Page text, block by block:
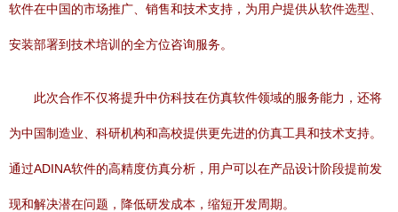
软件在中国的市场推广、销售和技术支持，为用户提供从软件选型、
安装部署到技术培训的全方位咨询服务。
此次合作不仅将提升中仿科技在仿真软件领域的服务能力，还将
为中国制造业、科研机构和高校提供更先进的仿真工具和技术支持。
通过ADINA软件的高精度仿真分析，用户可以在产品设计阶段提前发
现和解决潜在问题，降低研发成本，缩短开发周期。